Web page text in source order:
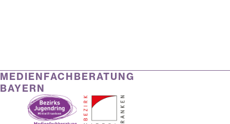
MEDIENFACHBERATUNG
BAYERN